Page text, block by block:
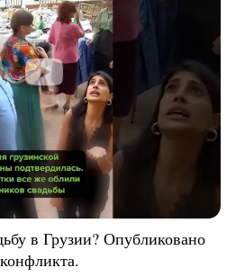
в Грузии? Опубликовано